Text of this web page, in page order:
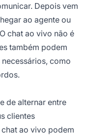
Depois vem
ao agente ou
chat ao vivo não é
também podem
como
de alternar entre
clientes
ao vivo podem